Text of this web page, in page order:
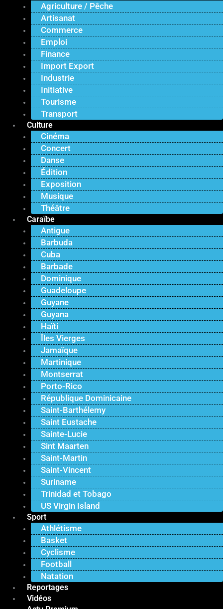
Agriculture / Pêche
Artisanat
Commerce
Emploi
Finance
Import Export
Industrie
Initiative
Tourisme
Transport
Culture
Cinéma
Concert
Danse
Édition
Exposition
Musique
Théâtre
Caraïbe
Antigue
Barbuda
Cuba
Barbade
Dominique
Guadeloupe
Guyane
Guyana
Haïti
Îles Vierges
Jamaïque
Martinique
Montserrat
Porto-Rico
République Dominicaine
Saint-Barthélemy
Saint Eustache
Sainte-Lucie
Sint Maarten
Saint-Martin
Saint-Vincent
Suriname
Trinidad et Tobago
US Virgin Island
Sport
Athlétisme
Basket
Cyclisme
Football
Natation
Reportages
Vidéos